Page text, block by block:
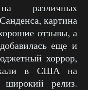
различных
картина
отзывы, а
еще и
хоррор,
в США на
широкий релиз.